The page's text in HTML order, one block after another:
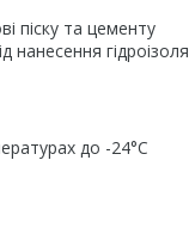
піску та цементу
до -24°С